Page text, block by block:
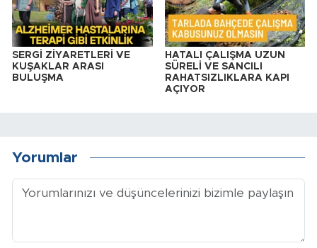
SERGİ ZİYARETLERİ VE
KUŞAKLAR ARASI
BULUŞMA
HATALI ÇALIŞMA UZUN
SÜRELİ VE SANCILI
RAHATSIZLIKLARA KAPI
AÇIYOR
Yorumlar